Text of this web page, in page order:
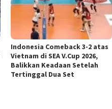
Indonesia Comeback 3-2 atas
Vietnam di SEA V.Cup 2026,
Balikkan Keadaan Setelah
Tertinggal Dua Set